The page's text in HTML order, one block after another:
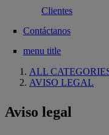
Clientes
Contáctanos
menu title
ALL
AVISO LEGAL
Aviso legal